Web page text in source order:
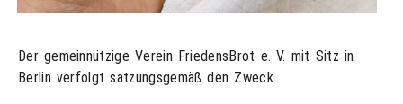
Der gemeinnützige Verein FriedensBrot e. V. mit Sitz in
Berlin verfolgt satzungsgemäß den Zweck